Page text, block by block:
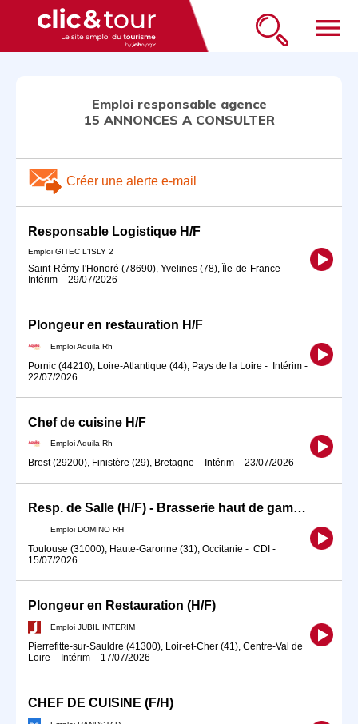
menu
Emploi responsable agence
15 ANNONCES A CONSULTER
Créer une alerte e-mail
Responsable Logistique H/F
Emploi GITEC L'ISLY 2
Saint-Rémy-l'Honoré (78690), Yvelines (78), Île-de-France -
Intérim - 29/07/2026
Plongeur en restauration H/F
Emploi Aquila Rh
Pornic (44210), Loire-Atlantique (44), Pays de la Loire - Intérim -
22/07/2026
Chef de cuisine H/F
Emploi Aquila Rh
Brest (29200), Finistère (29), Bretagne - Intérim - 23/07/2026
Resp. de Salle (H/F) - Brasserie haut de gamme
Emploi DOMINO RH
Toulouse (31000), Haute-Garonne (31), Occitanie - CDI -
15/07/2026
Plongeur en Restauration (H/F)
Emploi JUBIL INTERIM
Pierrefitte-sur-Sauldre (41300), Loir-et-Cher (41), Centre-Val de
Loire - Intérim - 17/07/2026
CHEF DE CUISINE (F/H)